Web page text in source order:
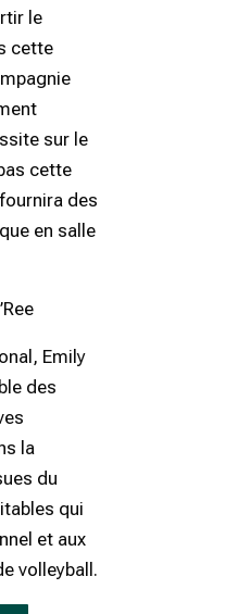
le
cette
sur le
cette
des
en salle
Emily
des
la
du
qui
et aux
volleyball.